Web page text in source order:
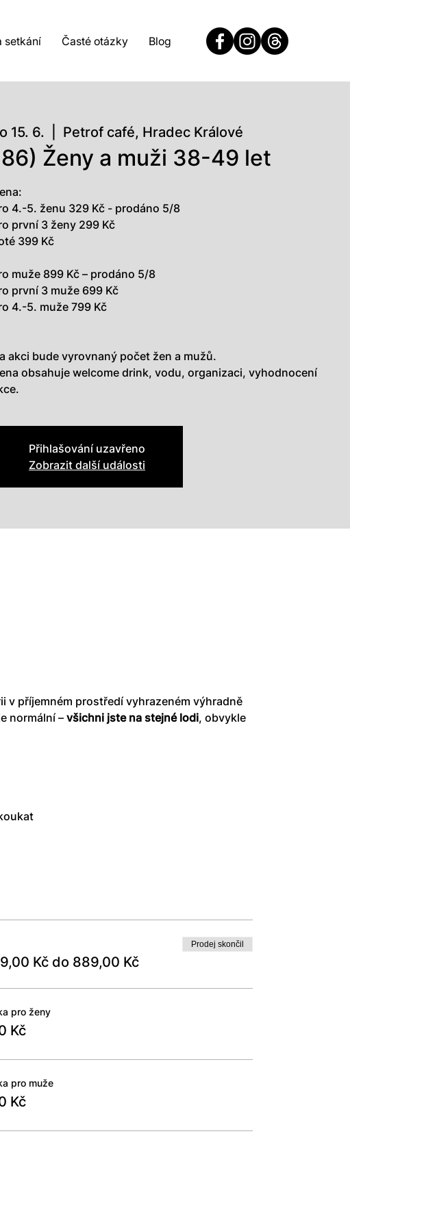
setkání Časté otázky Blog
15. 6. Petrof café, Hradec Králové
Ženy a muži 38-49 let
4.-5. ženu 329 Kč - prodáno 5/8
první 3 ženy 299 Kč
399 Kč
muže 899 Kč – prodáno 5/8
první 3 muže 699 Kč
4.-5. muže 799 Kč
akci bude vyrovnaný počet žen a mužů.
obsahuje welcome drink, vodu, organizaci, vyhodnocení
Přihlašování uzavřeno
Zobrazit další události
v příjemném prostředí vyhrazeném výhradně
normální – všichni jste na stejné lodi, obvykle
Kč do 889,00 Kč
Prodej skončil
pro ženy
Kč
pro muže
Kč